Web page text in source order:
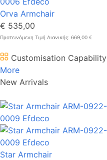
Orva Armchair
€ 535,00
Προτεινόμενη Τιμή Λιανικής: 669,00 €
Customisation Capability
More
New Arrivals
Star Armchair